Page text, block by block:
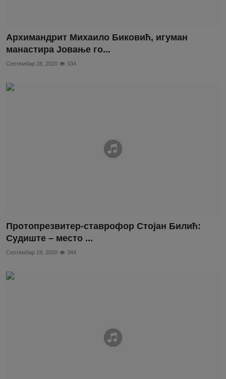
Архимандрит Михаило Биковић, игуман
манастира Јовање го...
Септембар 28, 2020 334
Протопрезвитер-ставрофор Стојан Билић:
Судиште – место ...
Септембар 19, 2020 344